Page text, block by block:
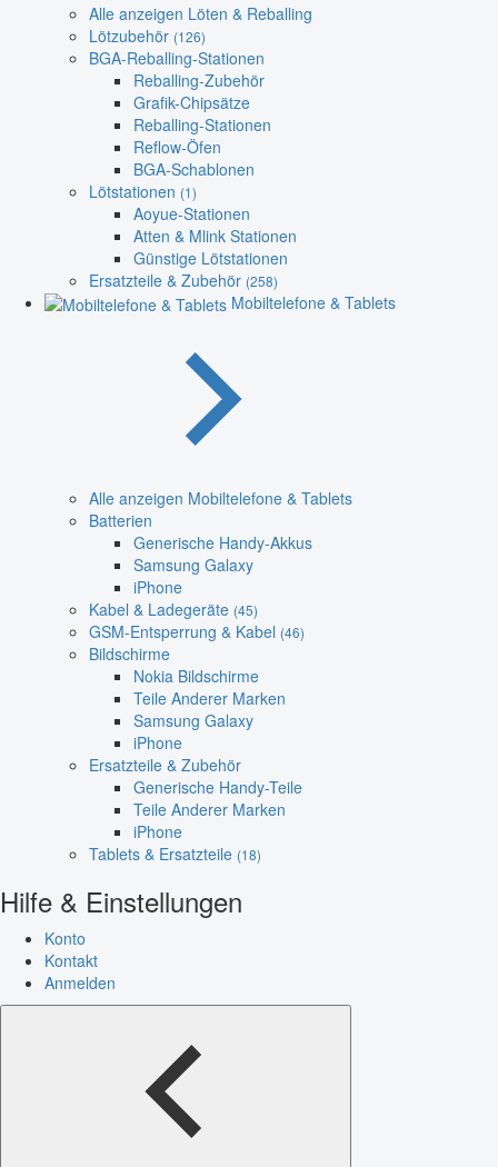
Alle anzeigen Löten & Reballing
Lötzubehör (126)
BGA-Reballing-Stationen
Reballing-Zubehör
Grafik-Chipsätze
Reballing-Stationen
Reflow-Öfen
BGA-Schablonen
Lötstationen (1)
Aoyue-Stationen
Atten & Mlink Stationen
Günstige Lötstationen
Ersatzteile & Zubehör (258)
Mobiltelefone & Tablets
Alle anzeigen Mobiltelefone & Tablets
Batterien
Generische Handy-Akkus
Samsung Galaxy
iPhone
Kabel & Ladegeräte (45)
GSM-Entsperrung & Kabel (46)
Bildschirme
Nokia Bildschirme
Teile Anderer Marken
Samsung Galaxy
iPhone
Ersatzteile & Zubehör
Generische Handy-Teile
Teile Anderer Marken
iPhone
Tablets & Ersatzteile (18)
Hilfe & Einstellungen
Konto
Kontakt
Anmelden